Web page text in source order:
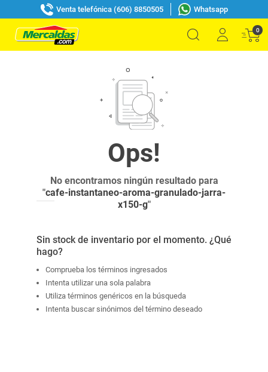
Venta telefónica (606) 8850505 Whatsapp
0
No encontramos ningún resultado para
"cafe-instantaneo-aroma-granulado-jarra-
x150-g"
Sin stock de inventario por el momento. ¿Qué
hago?
Comprueba los términos ingresados
Intenta utilizar una sola palabra
Utiliza términos genéricos en la búsqueda
Intenta buscar sinónimos del término deseado